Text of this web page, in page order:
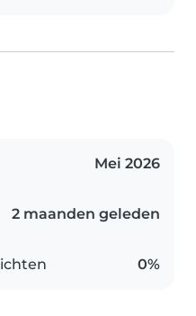
Mei 2026
2 maanden geleden
0%